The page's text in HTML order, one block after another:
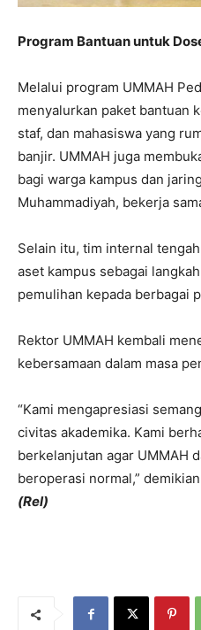
Program Bantuan untuk
Melalui program UMMAH
menyalurkan paket bantuan
staf, dan mahasiswa yang
banjir. UMMAH juga
bagi warga kampus dan
Muhammadiyah, bekerja
Selain itu, tim internal
aset kampus sebagai
pemulihan kepada berbagai
Rektor UMMAH kembali
kebersamaan dalam masa
“Kami mengapresiasi
civitas akademika. Kami
berkelanjutan agar UMMAH
beroperasi normal,”
(Rel)